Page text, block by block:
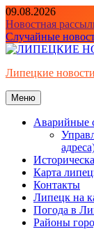
Перейти
к
содержимому
09.08.2026
Новостная
Случайные
Липецкие новости
Меню
Аварийные
Карта
Контакты
Липецк на
Погода в
Районы